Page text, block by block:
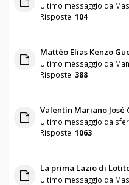
Ultimo messaggio da
Risposte: 104
Mattéo Elias Kenzo
Ultimo messaggio da
Risposte: 388
Valentín Mariano José
Ultimo messaggio da
Risposte: 1063
La prima Lazio di
Ultimo messaggio da